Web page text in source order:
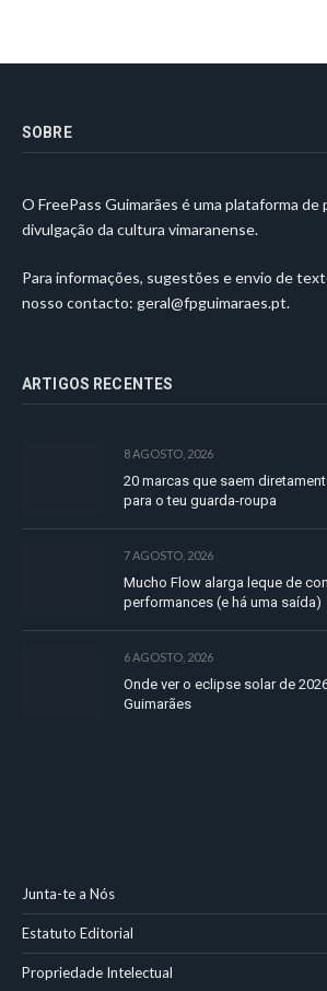
SOBRE
O FreePass Guimarães é uma plataforma de
divulgação da cultura vimaranense.
Para informações, sugestões e envio de
nosso contacto: geral@fpguimaraes.pt.
ARTIGOS RECENTES
8 AGOSTO, 2026
20 marcas que saem
para o teu guarda-roupa
7 AGOSTO, 2026
Mucho Flow alarga leque de
performances (e há uma saída)
6 AGOSTO, 2026
Onde ver o eclipse solar de
Guimarães
Junta-te a Nós
Estatuto Editorial
Propriedade Intelectual